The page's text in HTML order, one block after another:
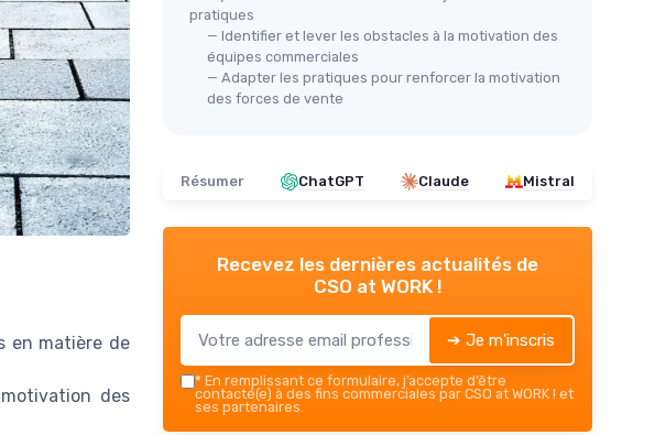
en matière de
des
pratiques
— Identifier et lever les obstacles à la motivation des
équipes commerciales
— Adapter les pratiques pour renforcer la motivation
des forces de vente
Résumer ChatGPT Claude Mistral
Recevez les dernières actualités de
CSO at WORK !
➔ Je m'inscris
* En remplissant ce formulaire, j’accepte d’être
contacté(e) à des fins commerciales par CSO at WORK ! et
ses partenaires.